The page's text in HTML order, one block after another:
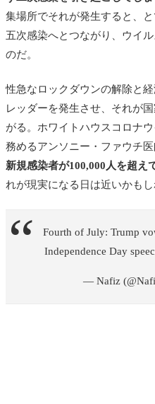
集場所でそれが発生すると、
五次感染へとつながり、ウイ
のだ。
性急なロックダウンの解除と
レッダーを発生させ、それが
がる。ホワイトハウスコロナ
務めるアンソニー・ファウチ医
新規感染者が100,000人を超え
れが現実になる日は近いかもし
Fourth of July: Trump
Independence Day
— Nafiz